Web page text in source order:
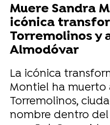
Muere Sandra
icónica
Torremolinos y
Almodóvar
La icónica
Montiel ha muerto
Torremolinos,
nombre dentro